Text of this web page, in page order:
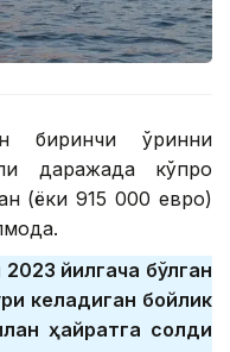
биринчи ўринни
даражада кўпроқ
(ёки 915 000 евро)
йилгача бўлган
келадиган бойлик
ҳайратга солди